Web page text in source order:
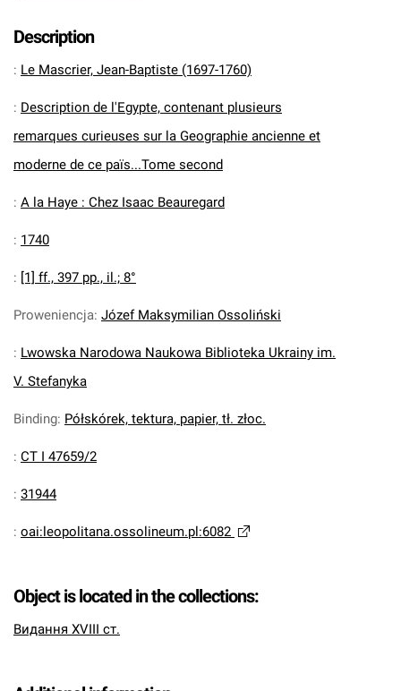
Description
: Le Mascrier, Jean-Baptiste (1697-1760)
: Description de l'Egypte, contenant plusieurs
remarques curieuses sur la Geographie ancienne et
moderne de ce paїs...Tome second
: A la Haye : Chez Isaac Beauregard
: 1740
: [1] ff., 397 pp., il.; 8°
Proweniencja: Józef Maksymilian Ossoliński
: Lwowska Narodowa Naukowa Biblioteka Ukrainy im.
V. Stefanyka
Binding: Półskórek, tektura, papier, tł. złoc.
: CT I 47659/2
: 31944
: oai:leopolitana.ossolineum.pl:6082
Object is located in the collections:
Видання XVIII ст.